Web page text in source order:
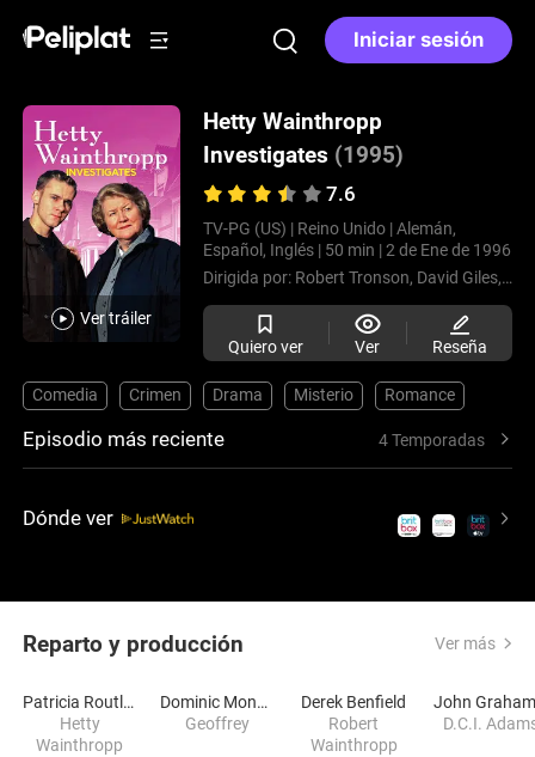
Iniciar sesión
Ver tráiler
Hetty Wainthropp
Investigates (1995)
7.6
TV-PG (US) | Reino Unido | Alemán,
Español, Inglés | 50 min | 2 de Ene de 1996
Dirigida por: Robert Tronson, David Giles,
Quiero ver Ver Reseña
Comedia Crimen Drama Misterio Romance
Episodio más reciente 4 Temporadas
Dónde ver
Reparto y producción Ver más
Patricia Routledge
Hetty
Wainthropp
Dominic Monaghan
Geoffrey
Derek Benfield
Robert
Wainthropp
D.C.I.